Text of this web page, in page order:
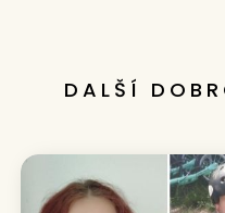
DALŠÍ